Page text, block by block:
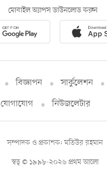
মোবাইল অ্যাপস ডাউনলোড করুন
বিজ্ঞাপন সার্কুলেশন
যোগাযোগ
নিউজলেটার
স্বত্ব © ১৯৯৮-২০২৬ প্রথম আলো
সম্পাদক ও প্রকাশক: মতিউর রহমান